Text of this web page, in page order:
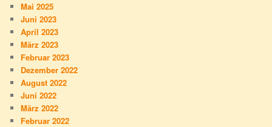
Mai 2025
Juni 2023
April 2023
März 2023
Februar 2023
Dezember 2022
August 2022
Juni 2022
März 2022
Februar 2022